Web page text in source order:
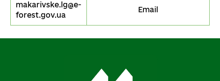
makarivske.lg@e-
forest.gov.ua
Email